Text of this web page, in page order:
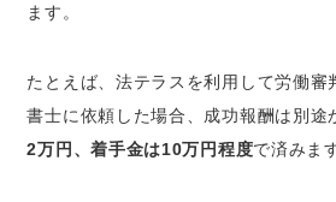
ます。
たとえば、法テラスを利用して労働審
書士に依頼した場合、成功報酬は別途
2万円、着手金は10万円程度で済みま